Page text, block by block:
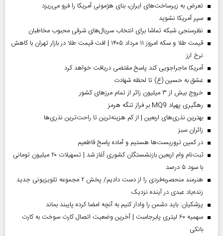
تعرض به زیرساخت‌های ایران، بنای هژمونی آمریکا را فرو می‌ریزد
سپر آمریکا نشوید
نظرسنجی شبکه تماشا برای انتخاب سریال‌های شرقی محبوب مخاطبان
قیمت طلا و سکه امروز ۱۱ مرداد ۱۴۰۵ | افت قیمت طلا در بازار تهران با کاهش
نرخ ارز
آمریکا ماجراجویی کند پاسخ مقتضی دریافت خواهد کرد
عشق به حسین (ع) تا لحظه شهادت
خروج بیش از ۳ میلیون زائر از تمام مرز‌های کشور
رهگیری پهپاد MQ9 بر فراز تنگه هرمز
بهترین نذری‌های اربعین | از کم هزینه‌ترین تا راحت‌ترین نذری‌ها
‌زائران سبز
در کمین تروریست‌ها هستیم و آماده پاسخ قاطعیم
ثبت‌نام وام اربعین بازنشستگان کشوری آغاز شد | تسهیلات ۲۰ میلیون تومانی
با سود ۵ درصد
هنرمند منحصر‌به‌فردی را از دست دادیم/ پخش ۲ مجموعه تلویزیونی جدید
زنده‌یاد عبدی در آینده نزدیک
پزشکیان: باید دشمن را وادار کنیم به آنچه امضا کرده پایبند بماند
سهمیه ۶۰ لیتری پابرجاست | آخرین وضعیت اتصال کارت سوخت به کارت
بانکی